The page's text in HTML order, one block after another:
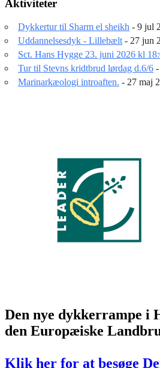
Aktiviteter
Dykkertur til Sharm el sheikh - 9 jul
Uddannelsesdyk - Lillebælt - 27 jun
Sct. Hans Hygge 23. juni 2026 kl
Tur til Stevns kridtbrud lørdag d.6/6
Marinarkæologi introaften. - 27 maj
Den nye dykkerrampe i
den Europæiske
Klik her for at besøge